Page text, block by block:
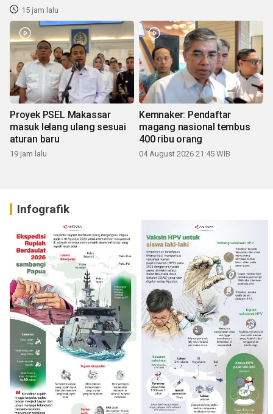
15 jam lalu
Proyek PSEL Makassar
masuk lelang ulang sesuai
aturan baru
19 jam lalu
Kemnaker: Pendaftar
magang nasional tembus
400 ribu orang
04 August 2026 21:45 WIB
Infografik